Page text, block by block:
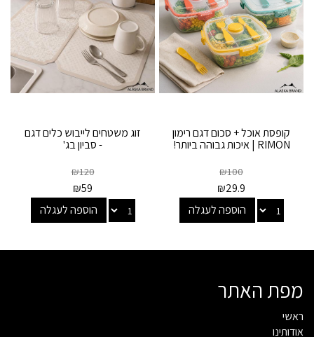
קופסת אוכל + סכום דגם רימון
RIMON | איכות גבוהה ביותר!
₪100
₪29.9
הוספה לעגלה
זוג משטחים לייבוש כלים דגם
- סביון בג'
₪120
₪59
הוספה לעגלה
מפת האתר
ראשי
אודותינו